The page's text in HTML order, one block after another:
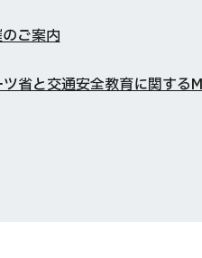
ご案内
省と交通安全教育に関する